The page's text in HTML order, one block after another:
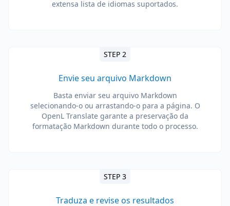
extensa lista de idiomas suportados.
STEP 2
Envie seu arquivo Markdown
Basta enviar seu arquivo Markdown
selecionando-o ou arrastando-o para a página. O
OpenL Translate garante a preservação da
formatação Markdown durante todo o processo.
STEP 3
Traduza e revise os resultados